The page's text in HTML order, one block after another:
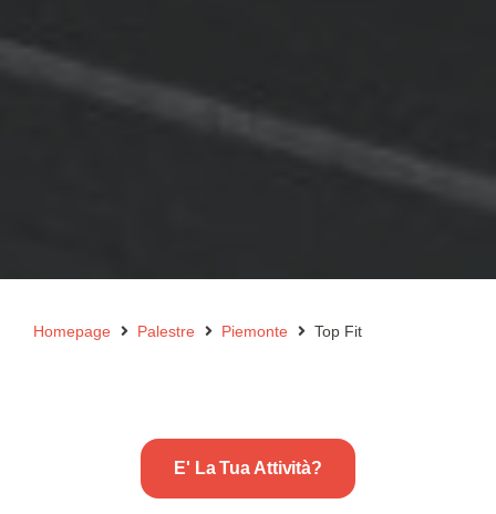
Homepage Palestre Piemonte Top Fit
E' La Tua Attività?